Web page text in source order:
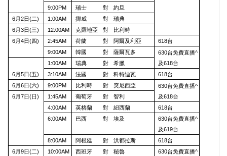
9:00PM
瑞士 對
約旦
6月2日(二)
1:00AM 挪威 對
瑞典
6月3日(三)
12:00AM 克羅地亞 對
比利時
6月4日(四)
2:45AM 荷蘭 對 阿爾及利亞
618台
9:00AM
韓國 對 薩爾瓦多
630台免費直播^
及618台
6月5日(五)
1:00AM 瑞典 對
希臘
3:10AM
法國 對 科特迪瓦
618台
6月6日(六)
9:00PM 比利時 對 突尼西亞
630台免費直播^
及618台
6月7日(日) 1:45AM 葡萄牙 對
智利
4:00AM
英格蘭 對 紐西蘭
618台
6:00AM
巴西 對 埃及
630台免費直播^
及619台
8:00AM
阿根廷 對 洪都拉斯
618台
6月9日(二)
10:00AM 西班牙 對 秘魯
630台免費直播^